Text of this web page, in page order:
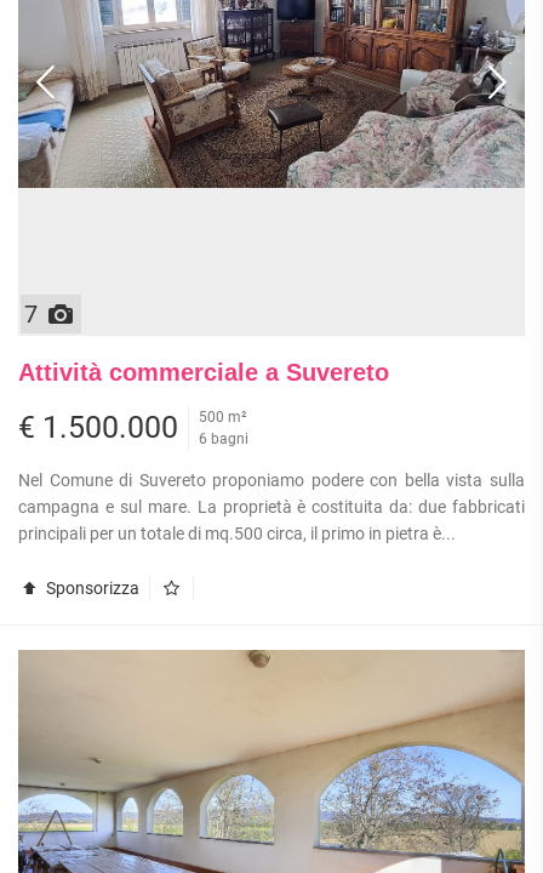
ATTICI
INDIPENDENTI
LOFT
MANSARDE
VILLE
COMMERCIALI
TERRENI
AGRICOLI
COMMERCIALI
VILLE DI LUSSO
VILLE CON GIARDINO
VILLETTE A SCHIERA
MONOLOCALI
BILOCALI
TRILOCALI
QUADRILOCALI
CASE
STANZE
RUSTICI E
CASALI
LABORATORI
COMMERCIALI
MAGAZZINI
NEGOZI
IN
FREQUENTI
APPARTAMENTI
PIANO
CON
CON BOX
APPARTAMENTI
VICINO
ALLA
METROPOLITANA
7
Attività commerciale a Suvereto
€ 1.500.000
500 m²
6 bagni
Nel Comune di Suvereto proponiamo podere con bella vista sulla
campagna e sul mare. La proprietà è costituita da: due fabbricati
principali per un totale di mq.500 circa, il primo in pietra è...
Sponsorizza